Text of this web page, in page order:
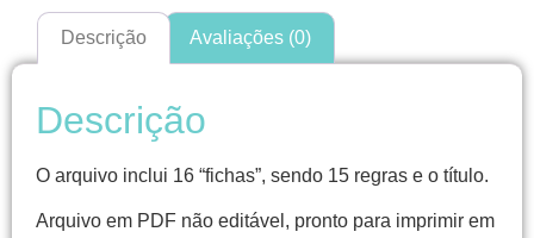
Descrição Avaliações (0)
Descrição
O arquivo inclui 16 “fichas”, sendo 15 regras e o título.
Arquivo em PDF não editável, pronto para imprimir em